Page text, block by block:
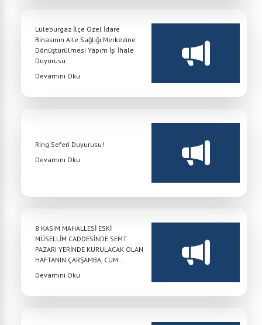
Lüleburgaz İlçe Özel İdare
Binasının Aile Sağlığı Merkezine
Dönüştürülmesi Yapım İşi İhale
Duyurusu
Devamını Oku
Ring Seferi Duyurusu!
Devamını Oku
8 KASIM MAHALLESİ ESKİ
MÜSELLİM CADDESİNDE SEMT
PAZARI YERİNDE KURULACAK OLAN
HAFTANIN ÇARŞAMBA, CUM...
Devamını Oku